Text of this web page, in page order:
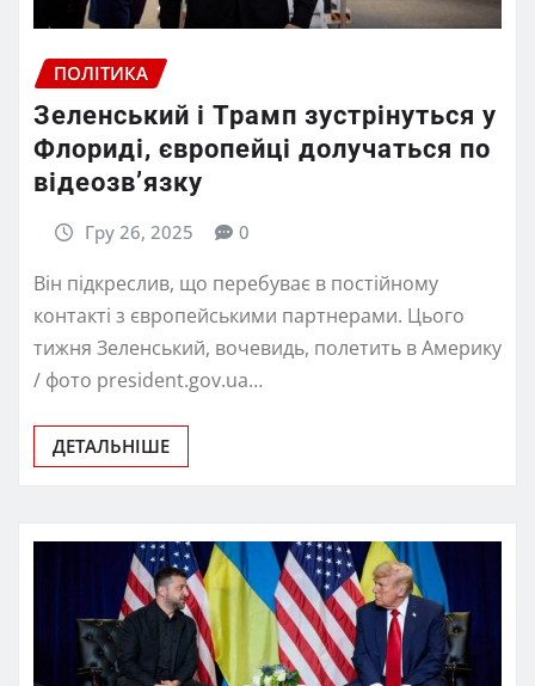
ПОЛІТИКА
Зеленський і Трамп зустрінуться у
Флориді, європейці долучаться по
відеозв’язку
Гру 26, 2025 0
Він підкреслив, що перебуває в постійному
контакті з європейськими партнерами. Цього
тижня Зеленський, вочевидь, полетить в Америку
/ фото president.gov.ua…
ДЕТАЛЬНІШЕ